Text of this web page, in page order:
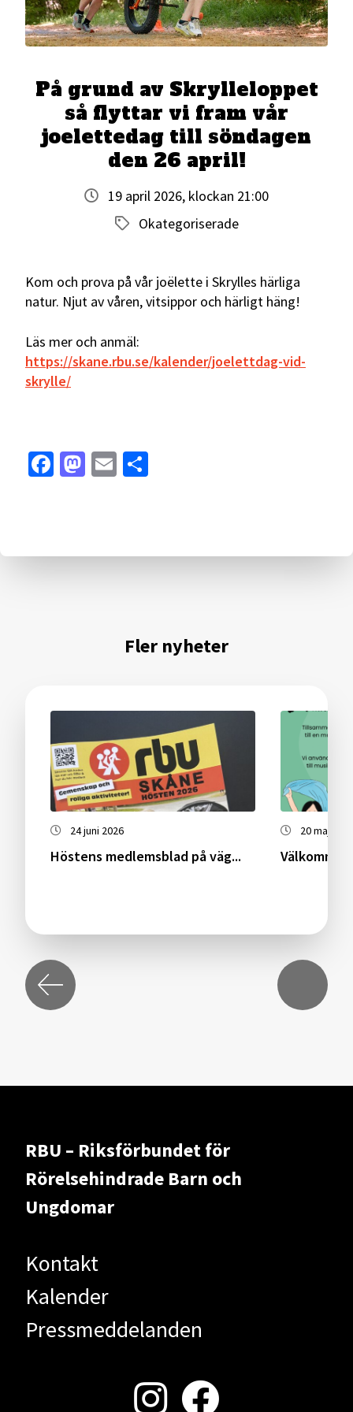
På grund av Skrylleloppet
så flyttar vi fram vår
joelettedag till söndagen
den 26 april!
19 april 2026, klockan 21:00
Okategoriserade
Kom och prova på vår joëlette i Skrylles härliga
natur. Njut av våren, vitsippor och härligt häng!
Läs mer och anmäl:
https://skane.rbu.se/kalender/joelettdag-vid-
skrylle/
Facebook
Mastodon
Email
Fler nyheter
24 juni 2026
Höstens medlemsblad på väg...
20 maj
RBU – Riksförbundet för
Rörelsehindrade Barn och
Ungdomar
Kontakt
Kalender
Pressmeddelanden